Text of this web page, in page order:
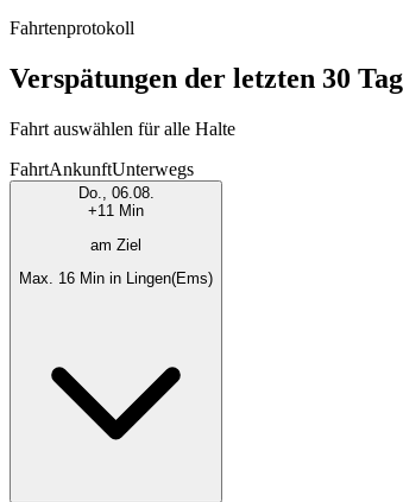
Fahrtenprotokoll
Verspätungen der letzten 30
Fahrt auswählen für alle Halte
FahrtAnkunftUnterwegs
Do., 06.08.
+11 Min
am Ziel
Max. 16 Min in Lingen(Ems)